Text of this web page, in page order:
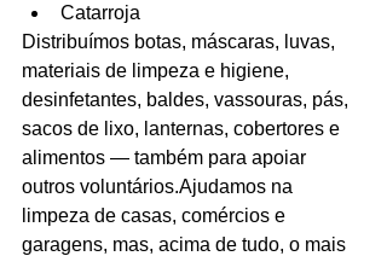
Catarroja
Distribuímos botas, máscaras, luvas,
materiais de limpeza e higiene,
desinfetantes, baldes, vassouras, pás,
sacos de lixo, lanternas, cobertores e
alimentos — também para apoiar
outros voluntários.Ajudamos na
limpeza de casas, comércios e
garagens, mas, acima de tudo, o mais